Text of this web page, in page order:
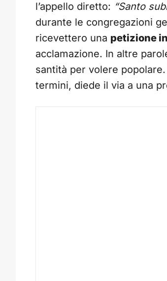
l’appello diretto: “Santo
durante le congregazioni
ricevettero una petizione
acclamazione. In altre
santità per volere
termini, diede il via a una